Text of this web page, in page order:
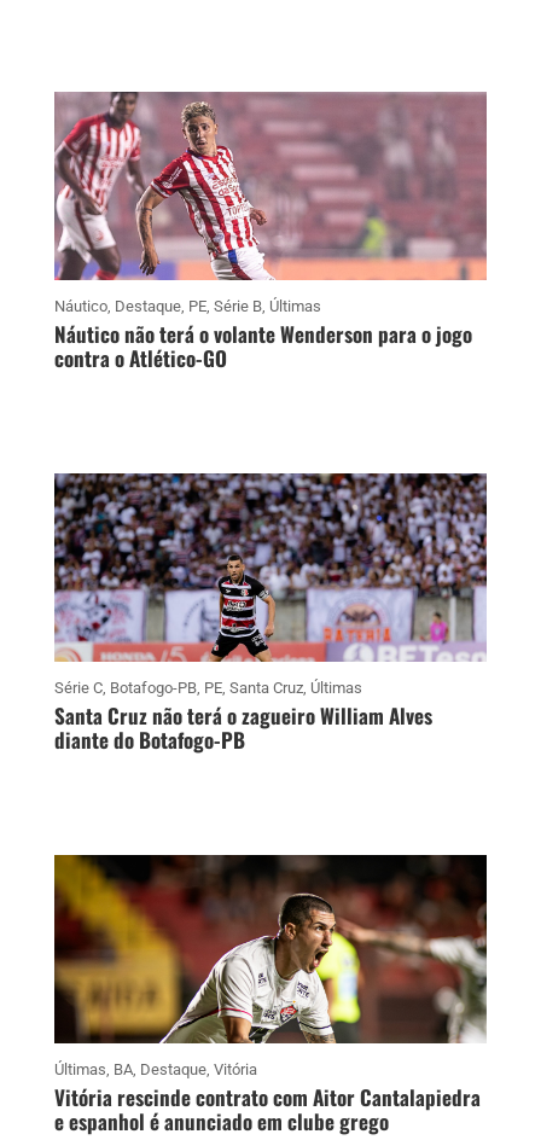
Náutico, Destaque, PE, Série B, Últimas
Náutico não terá o volante Wenderson para o jogo
contra o Atlético-GO
Série C, Botafogo-PB, PE, Santa Cruz, Últimas
Santa Cruz não terá o zagueiro William Alves
diante do Botafogo-PB
Últimas, BA, Destaque, Vitória
Vitória rescinde contrato com Aitor Cantalapiedra
e espanhol é anunciado em clube grego